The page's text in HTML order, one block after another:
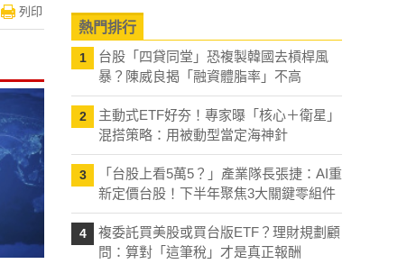
列印
熱門排行
1
台股「四貸同堂」恐複製韓國去槓桿風
暴？陳威良揭「融資體脂率」不高
2
主動式ETF好夯！專家曝「核心＋衛星」
混搭策略：用被動型當定海神針
3
「台股上看5萬5？」產業隊長張捷：AI重
新定價台股！下半年聚焦3大關鍵零組件
4
複委託買美股或買台版ETF？理財規劃顧
問：算對「這筆稅」才是真正報酬